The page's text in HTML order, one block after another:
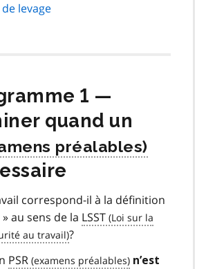
levage
1 —
quand un
correspond-il à la définition
au sens de la LSST
?
PSR
n’est